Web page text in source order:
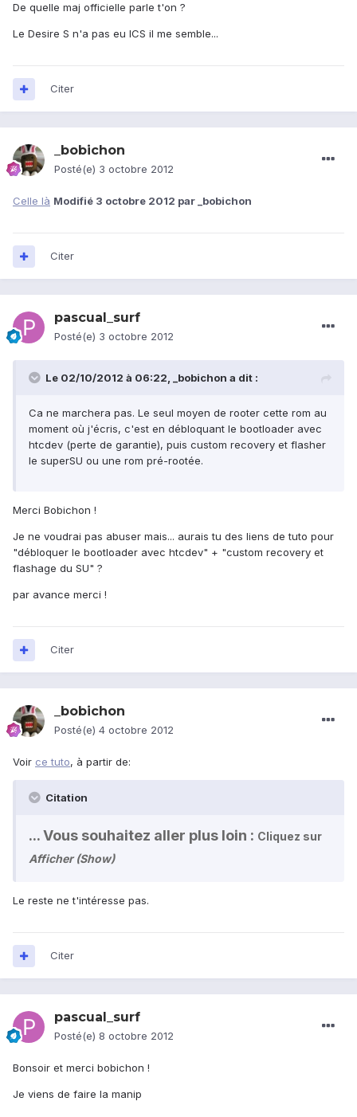
De quelle maj officielle parle t'on ?
Le Desire S n'a pas eu ICS il me semble...
Citer
_bobichon
Posté(e) 3 octobre 2012
Celle là Modifié 3 octobre 2012 par _bobichon
Citer
pascual_surf
Posté(e) 3 octobre 2012
Le 02/10/2012 à 06:22, _bobichon a dit :
Ca ne marchera pas. Le seul moyen de rooter cette rom au
moment où j'écris, c'est en débloquant le bootloader avec
htcdev (perte de garantie), puis custom recovery et flasher
le superSU ou une rom pré-rootée.
Merci Bobichon !
Je ne voudrai pas abuser mais... aurais tu des liens de tuto pour
"débloquer le bootloader avec htcdev" + "custom recovery et
flashage du SU" ?
par avance merci !
Citer
_bobichon
Posté(e) 4 octobre 2012
Voir ce tuto, à partir de:
Citation
... Vous souhaitez aller plus loin : Cliquez sur
Afficher (Show)
Le reste ne t'intéresse pas.
Citer
pascual_surf
Posté(e) 8 octobre 2012
Bonsoir et merci bobichon !
Je viens de faire la manip